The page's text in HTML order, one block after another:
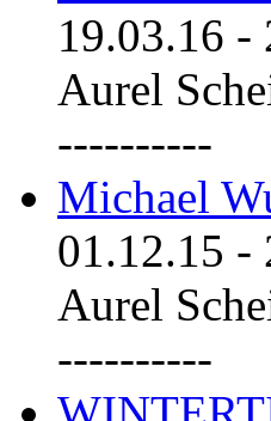
19.03.16 -
Aurel
----------
Michael
01.12.15 -
Aurel
----------